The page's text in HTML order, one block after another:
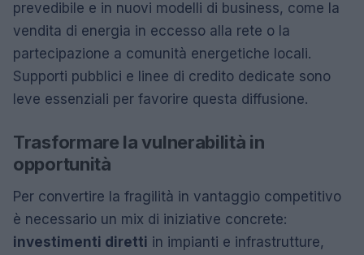
prevedibile e in nuovi modelli di business, come la
vendita di energia in eccesso alla rete o la
partecipazione a comunità energetiche locali.
Supporti pubblici e linee di credito dedicate sono
leve essenziali per favorire questa diffusione.
Trasformare la vulnerabilità in
opportunità
Per convertire la fragilità in vantaggio competitivo
è necessario un mix di iniziative concrete:
investimenti diretti in impianti e infrastrutture,